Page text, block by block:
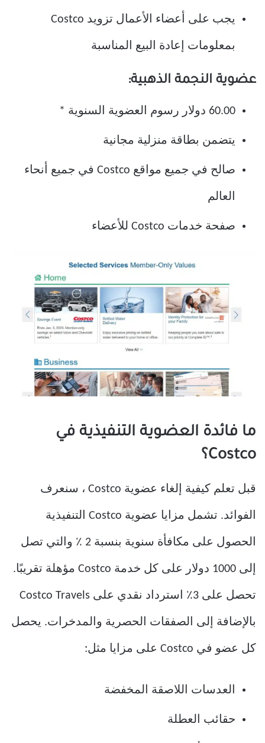
يجب على أعضاء الأعمال تزويد Costco
بمعلومات إعادة البيع المناسبة
عضوية النجمة الذهبية:
60.00 دولار رسوم العضوية السنوية *
يتضمن بطاقة منزلية مجانية
صالح في جميع مواقع Costco في جميع أنحاء
العالم
صفحة خدمات Costco للأعضاء
ما فائدة العضوية التنفيذية في
Costco؟
قبل تعلم كيفية إلغاء عضوية Costco ، سنعرف
الفوائد. تشمل مزايا عضوية Costco التنفيذية
الحصول على مكافأة سنوية بنسبة 2 ٪ والتي تصل
إلى 1000 دولار على كل خدمة Costco مؤهلة تقريبًا.
تحصل على 3٪ استرداد نقدي على Costco Travels
بالإضافة إلى الصفقات الحصرية والمدخرات. يحصل
كل عضو في Costco على مزايا مثل:
العدسات اللاصقة المخفضة
حقائب العطلة